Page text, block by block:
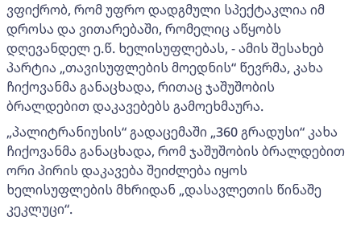
ვფიქრობ, რომ უფრო დადგმული სპექტაკლია იმ
დროსა და ვითარებაში, რომელიც აწყობს
დღევანდელ ე.წ. ხელისუფლებას, - ამის შესახებ
პარტია „თავისუფლების მოედნის“ წევრმა, კახა
ჩიქოვანმა განაცხადა, რითაც ჯაშუშობის
ბრალდებით დაკავებებს გამოეხმაურა.
„პალიტრანიუსის“ გადაცემაში „360 გრადუსი“ კახა
ჩიქოვანმა განაცხადა, რომ ჯაშუშობის ბრალდებით
ორი პირის დაკავება შეიძლება იყოს
ხელისუფლების მხრიდან „დასავლეთის წინაშე
კეკლუცი“.